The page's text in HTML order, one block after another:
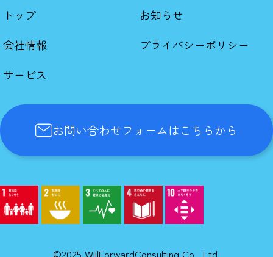
トップ
会社情報
サービス
お知らせ
プライバシーポリシー
お問い合わせフォームはこちらから
©2025 WillForwardConsulting Co., Ltd.